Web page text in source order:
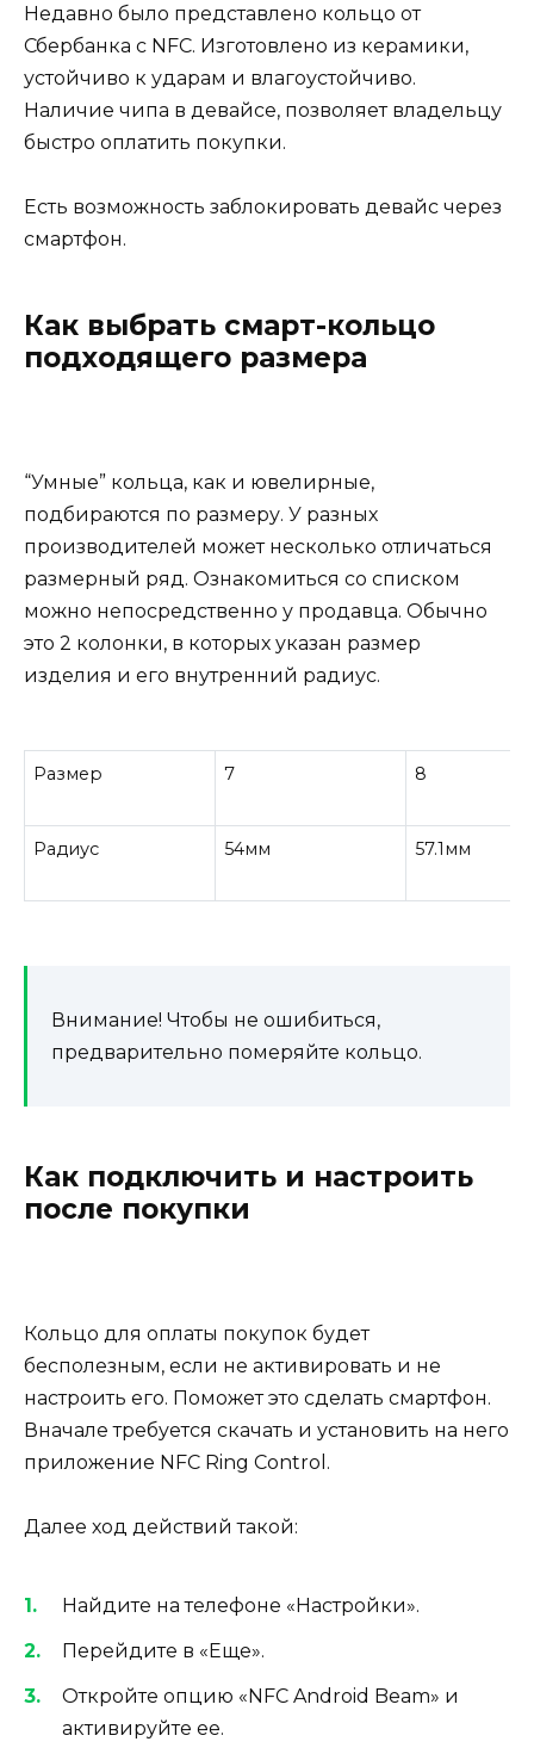
Недавно было представлено кольцо от
Сбербанка с NFC. Изготовлено из керамики,
устойчиво к ударам и влагоустойчиво.
Наличие чипа в девайсе, позволяет владельцу
быстро оплатить покупки.
Есть возможность заблокировать девайс через
смартфон.
Как выбрать смарт-кольцо
подходящего размера
“Умные” кольца, как и ювелирные,
подбираются по размеру. У разных
производителей может несколько отличаться
размерный ряд. Ознакомиться со списком
можно непосредственно у продавца. Обычно
это 2 колонки, в которых указан размер
изделия и его внутренний радиус.
Размер 7 8
Радиус 54мм 57.1мм
Внимание! Чтобы не ошибиться,
предварительно померяйте кольцо.
Как подключить и настроить
после покупки
Кольцо для оплаты покупок будет
бесполезным, если не активировать и не
настроить его. Поможет это сделать смартфон.
Вначале требуется скачать и установить на него
приложение NFC Ring Control.
Далее ход действий такой:
Найдите на телефоне «Настройки».
Перейдите в «Еще».
Откройте опцию «NFC Android Beam» и
активируйте ее.